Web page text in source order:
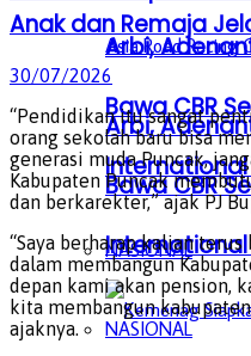
Arbi,
Bawa CBR
NASIONAL
Arbi,
Bawa CBR
NASIONAL
Anak dan Remaja
30/07/2026
“Pendidikan itu sangat
orang sekolah baru bisa
generasi muda Puncak,
Kabupaten Puncak
dan berkarekter,” ajak PJ
“Saya berharap kalian
dalam membangun
depan kami akan pension,
kita membangun
ajaknya.